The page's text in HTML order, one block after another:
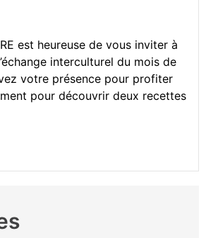
est heureuse de vous inviter à
interculturel du mois de
votre présence pour profiter
pour découvrir deux recettes